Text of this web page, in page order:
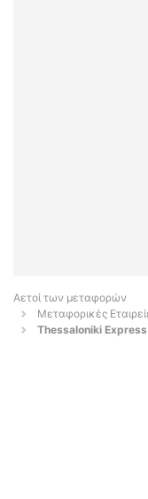
Αετοί των μεταφορών
Μεταφορικές
Thessaloniki Express